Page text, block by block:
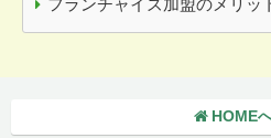
フランチャイズ加盟のメリッ
HOME